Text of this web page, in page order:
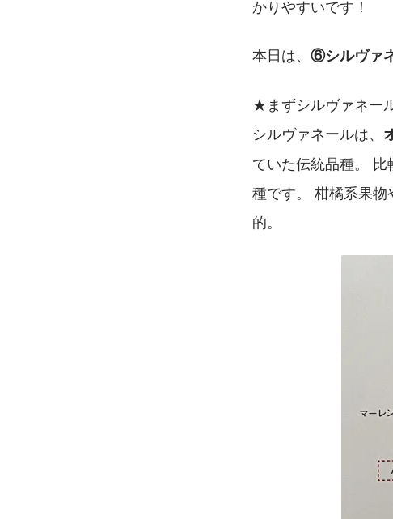
かりやすいです！
本日は、 ⑥シルヴァ
★まずシルヴァネー
シルヴァネールは、
ていた伝統品種。
種です。 柑橘系果
的。